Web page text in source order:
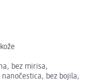
bez mirisa,
bez bojila,